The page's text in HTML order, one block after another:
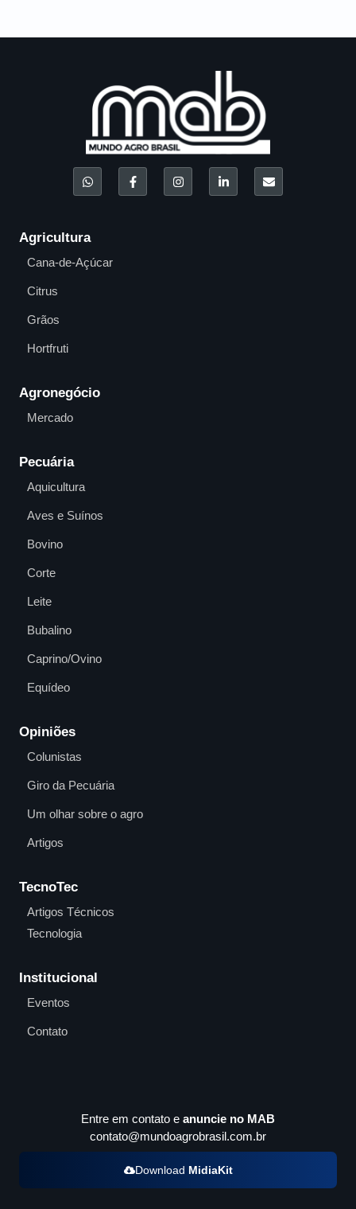
Agricultura
Cana-de-Açúcar
Citrus
Grãos
Hortfruti
Agronegócio
Mercado
Pecuária
Aquicultura
Aves e Suínos
Bovino
Corte
Leite
Bubalino
Caprino/Ovino
Equídeo
Opiniões
Colunistas
Giro da Pecuária
Um olhar sobre o agro
Artigos
TecnoTec
Artigos Técnicos
Tecnologia
Institucional
Eventos
Contato
Entre em contato e anuncie no MAB
contato@mundoagrobrasil.com.br
Download MidiaKit